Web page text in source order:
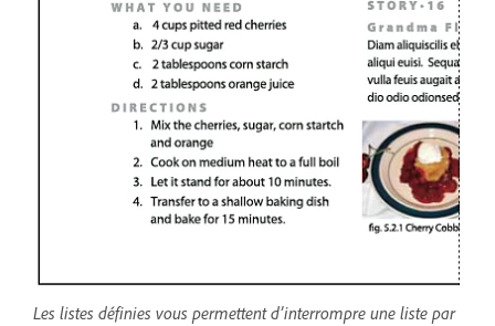
Les listes définies vous permettent d’interrompre une liste par